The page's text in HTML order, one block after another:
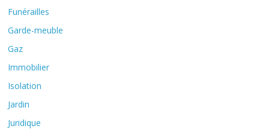
Funérailles
Garde-meuble
Gaz
Immobilier
Isolation
Jardin
Juridique